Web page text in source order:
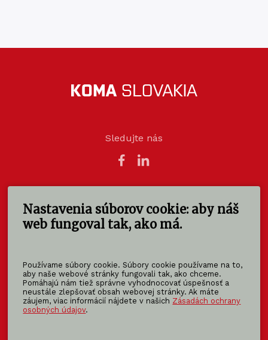
Nastavenia súborov cookie: aby náš
web fungoval tak, ako má.
Používame súbory cookie. Súbory cookie používame na to,
aby naše webové stránky fungovali tak, ako chceme.
Pomáhajú nám tiež správne vyhodnocovať úspešnosť a
neustále zlepšovať obsah webovej stránky. Ak máte
záujem, viac informácií nájdete v našich Zásadách ochrany
osobných údajov.
Sledujte nás
KOMA SLOVAKIA s.r.o.
Štúrova 140
949 01 Nitra - Mlynárce
info@koma-slovakia.sk
+ 421 37 6518 325
Patríme do rodiny KOMA FAMILY